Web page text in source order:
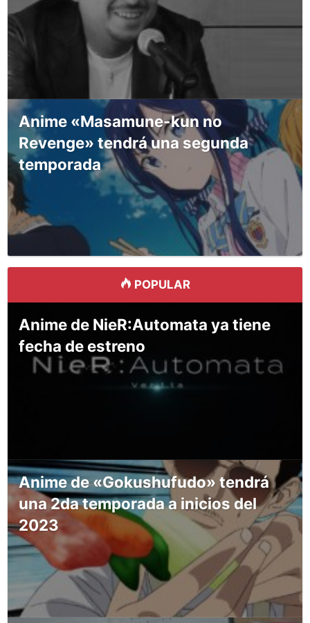
Anime «Masamune-kun no
Revenge» tendrá una segunda
temporada
POPULAR
Anime de NieR:Automata ya tiene
fecha de estreno
Anime de «Gokushufudo» tendrá
una 2da temporada a inicios del
2023